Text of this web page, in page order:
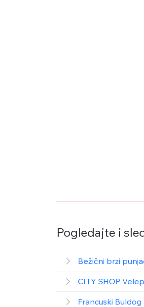
Pogledajte i
Bežični brzi
CITY SHOP
Francuski